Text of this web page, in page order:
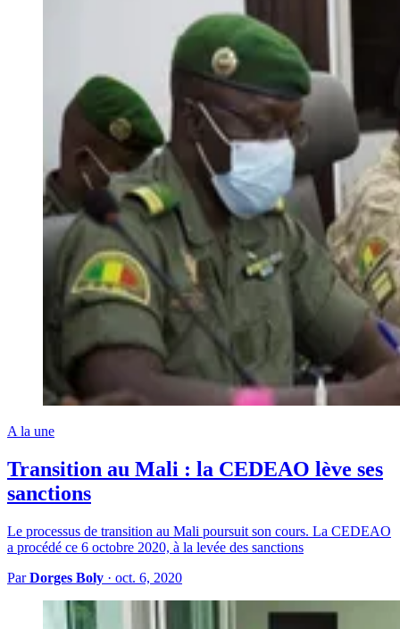
A la une
Transition au Mali : la CEDEAO lève ses
sanctions
Le processus de transition au Mali poursuit son cours. La CEDEAO
a procédé ce 6 octobre 2020, à la levée des sanctions
ParDorges Boly · oct. 6, 2020